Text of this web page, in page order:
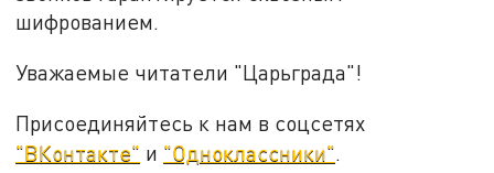
шифрованием.
Уважаемые читатели "Царьграда"!
Присоединяйтесь к нам в соцсетях
"ВКонтакте" и "Одноклассники".